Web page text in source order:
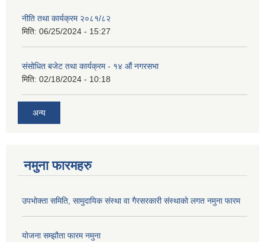
नीति तथा कार्यक्रम २०८१/८२
मिति: 06/25/2024 - 15:27
संसोधित बजेट तथा कार्यक्रम - १४ औं नगरसभा
मिति: 02/18/2024 - 10:18
अन्य
नमुना फारमहरु
उपभोक्ता समिति, सामुदायिक संस्था वा गैरसरकारी संस्थाको लगत नमुना फारम
योजना सम्झौता फारम नमुना